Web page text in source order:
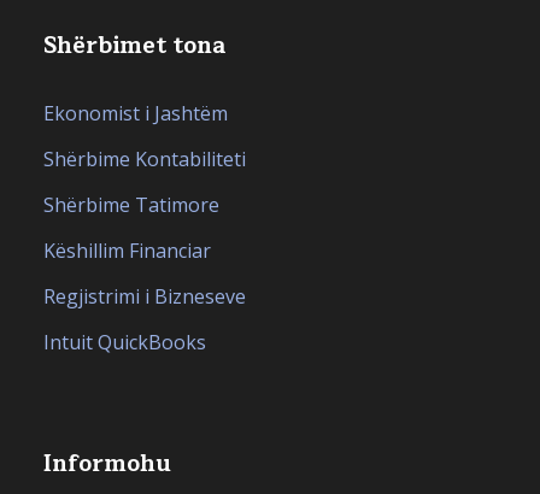
Shërbimet tona
Ekonomist i Jashtëm
Shërbime Kontabiliteti
Shërbime Tatimore
Këshillim Financiar
Regjistrimi i Bizneseve
Intuit QuickBooks
Informohu